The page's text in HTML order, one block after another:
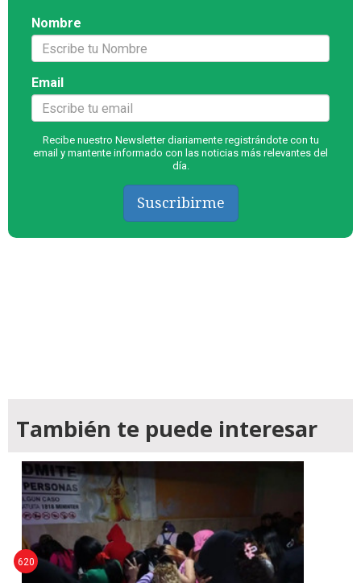
Nombre
Email
Recibe nuestro Newsletter diariamente registrándote con tu
email y mantente informado con las noticias más relevantes del
día.
Suscribirme
También te puede interesar
620